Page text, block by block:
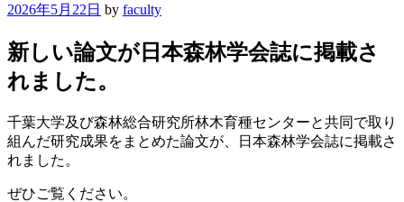
2026年5月22日 by faculty
新しい論文が日本森林学会誌に掲載さ
れました。
千葉大学及び森林総合研究所林木育種センターと共同で取り
組んだ研究成果をまとめた論文が、日本森林学会誌に掲載さ
れました。
ぜひご覧ください。